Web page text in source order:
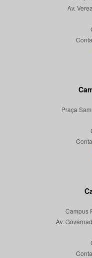
Av.
Praça
Campus
Av.